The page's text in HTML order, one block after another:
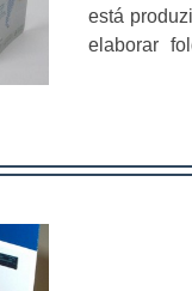
está
elaborar